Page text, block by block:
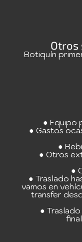
Otros
Botiquín
● Equipo
● Gastos
●
● Otros
●
● Traslado
vamos en
transfer
●